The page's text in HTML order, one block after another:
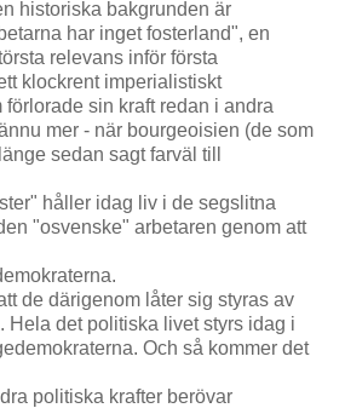
historiska bakgrunden är
har inget fosterland", en
relevans inför första
klockrent imperialistiskt
förlorade sin kraft redan i andra
mer - när bourgeoisien (de som
sedan sagt farväl till
håller idag liv i de segslitna
"osvenske" arbetaren genom att
de därigenom låter sig styras av
Hela det politiska livet styrs idag i
Och så kommer det
politiska krafter berövar